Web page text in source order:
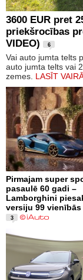
3600 EUR pret
priekšrocības
VIDEO)
6
Vai auto jumta telts
auto jumta telts vai
zemes. LASĪT
Pirmajam super
pasaulē 60 gadi –
Lamborghini
versiju 99 vienībās
3